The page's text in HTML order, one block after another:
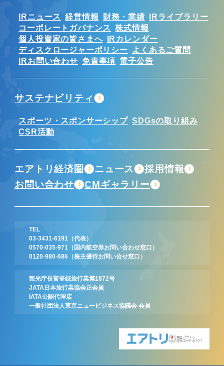
TEL
03-3431-6191
（代表）
0570-035-971
（国内航空券お問い合わせ窓口）
0120-980-686 （株主優待お問い合せ窓口）
観光庁長官登録旅行業第1872号
JATA日本旅行業協会正会員
IATA公認代理店
一般社団法人東京ニュービジネス協議会 会員
東証プライム
証券コード:6191
IRニュース 経営情報 財務・業績 IRライブラリー
コーポレートガバナンス 株式情報
個人投資家の皆さまへ IRカレンダー
ディスクロージャーポリシー
よくあるご質問
IRお問い合わせ 免責事項 電子公告
サステナビリティ
スポーツ・スポンサーシップ SDGsの取り組み
CSR活動
エアトリ経済圏 ニュース
採用情報
お問い合わせ
CMギャラリー